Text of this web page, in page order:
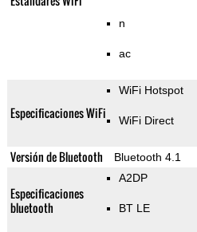
n
ac
Especificaciones WiFi
WiFi Hotspot
WiFi Direct
Versión de Bluetooth Bluetooth 4.1
Especificaciones
bluetooth
A2DP
BT LE